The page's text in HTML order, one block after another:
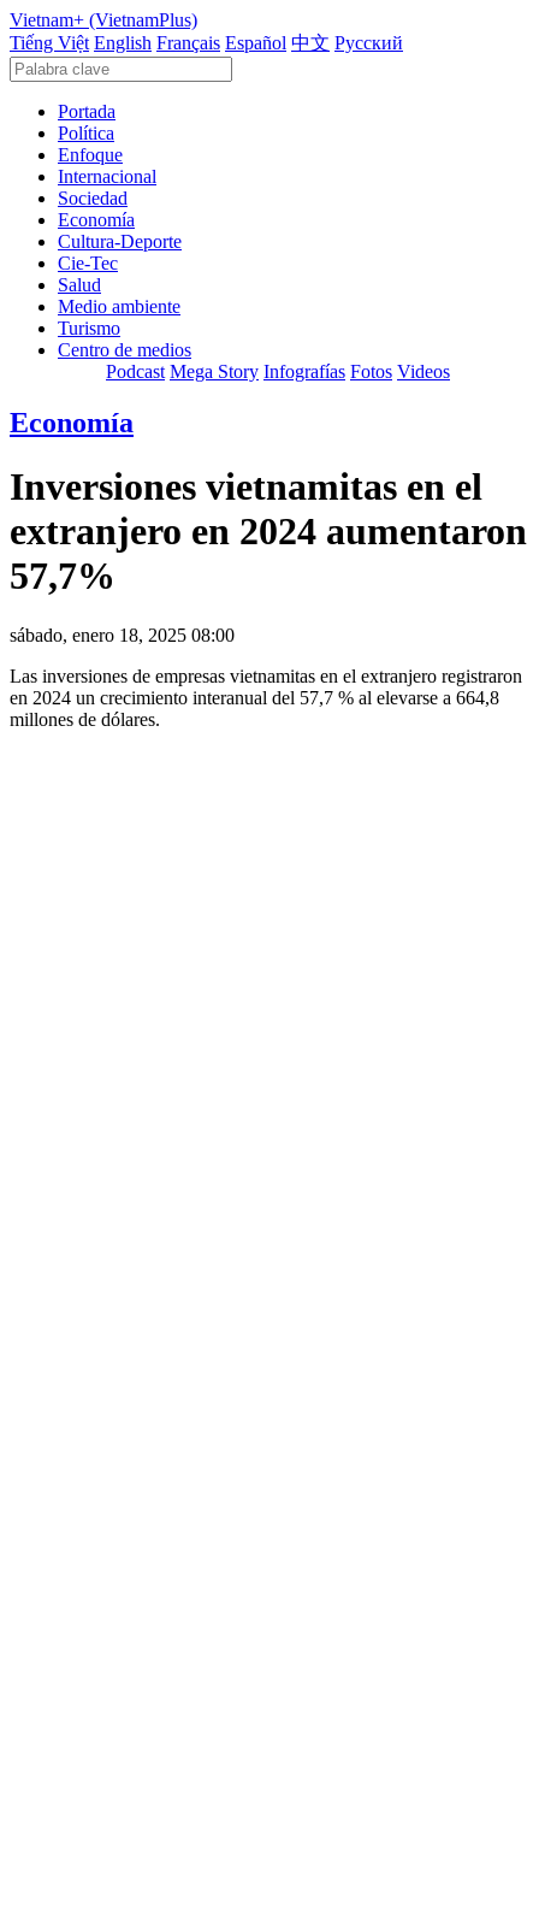
Vietnam+ (VietnamPlus)
Tiếng Việt English Français Español 中文 Русский
Portada
Política
Enfoque
Internacional
Sociedad
Economía
Cultura-Deporte
Cie-Tec
Salud
Medio ambiente
Turismo
Centro de medios
Podcast Mega Story Infografías Fotos Videos
Economía
Inversiones vietnamitas en el
extranjero en 2024 aumentaron
57,7%
sábado, enero 18, 2025 08:00
Las inversiones de empresas vietnamitas en el extranjero registraron
en 2024 un crecimiento interanual del 57,7 % al elevarse a 664,8
millones de dólares.